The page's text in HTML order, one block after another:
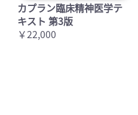
カプラン臨床精神医学テ
キスト 第3版
￥22,000